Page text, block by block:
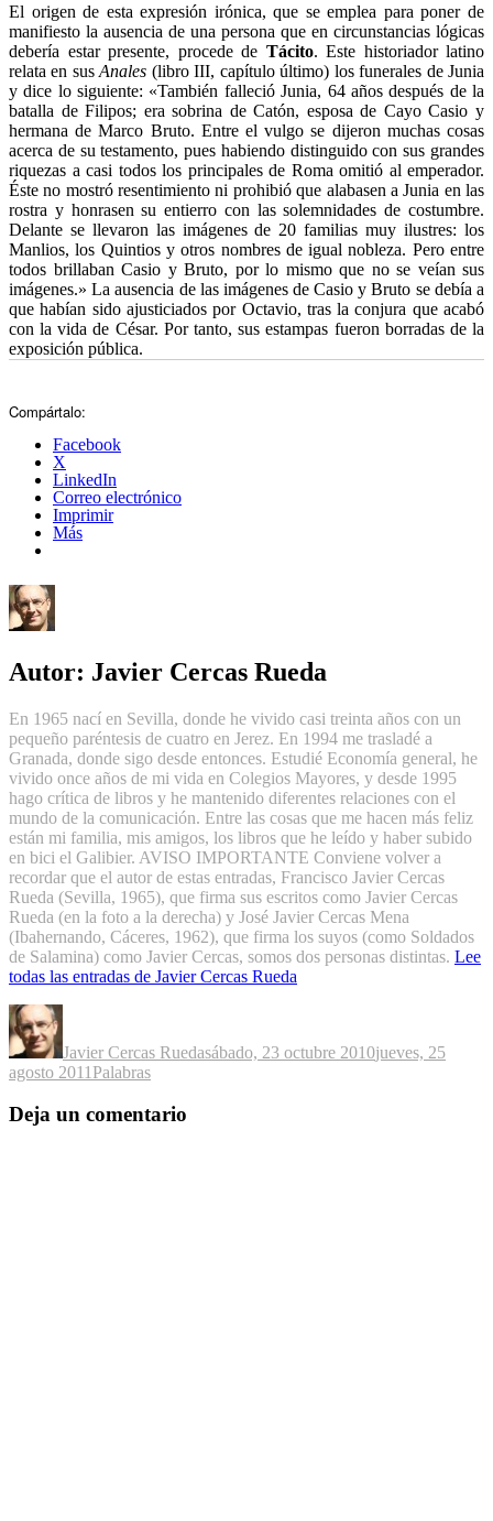
El origen de esta expresión irónica, que se emplea para poner de
manifiesto la ausencia de una persona que en circunstancias lógicas
debería estar presente, procede de Tácito. Este historiador latino
relata en susAnales (libro III, capítulo último) los funerales de Junia
y dice lo siguiente: «También falleció Junia, 64 años después de la
batalla de Filipos; era sobrina de Catón, esposa de Cayo Casio y
hermana de Marco Bruto. Entre el vulgo se dijeron muchas cosas
acerca de su testamento, pues habiendo distinguido con sus grandes
riquezas a casi todos los principales de Roma omitió al emperador.
Éste no mostró resentimiento ni prohibió que alabasen a Junia en las
rostra y honrasen su entierro con las solemnidades de costumbre.
Delante se llevaron las imágenes de 20 familias muy ilustres: los
Manlios, los Quintios y otros nombres de igual nobleza. Pero entre
todos brillaban Casio y Bruto, por lo mismo que no se veían sus
imágenes.» La ausencia de las imágenes de Casio y Bruto se debía a
que habían sido ajusticiados por Octavio, tras la conjura que acabó
con la vida de César. Por tanto, sus estampas fueron borradas de la
exposición pública.
Compártalo:
Facebook
X
LinkedIn
Correo electrónico
Imprimir
Más
Autor: Javier Cercas Rueda
En 1965 nací en Sevilla, donde he vivido casi treinta años con un
pequeño paréntesis de cuatro en Jerez. En 1994 me trasladé a
Granada, donde sigo desde entonces. Estudié Economía general, he
vivido once años de mi vida en Colegios Mayores, y desde 1995
hago crítica de libros y he mantenido diferentes relaciones con el
mundo de la comunicación. Entre las cosas que me hacen más feliz
están mi familia, mis amigos, los libros que he leído y haber subido
en bici el Galibier. AVISO IMPORTANTE Conviene volver a
recordar que el autor de estas entradas, Francisco Javier Cercas
Rueda (Sevilla, 1965), que firma sus escritos como Javier Cercas
Rueda (en la foto a la derecha) y José Javier Cercas Mena
(Ibahernando, Cáceres, 1962), que firma los suyos (como Soldados
de Salamina) como Javier Cercas, somos dos personas distintas. Lee
todas las entradas de Javier Cercas Rueda
Javier Cercas Ruedasábado, 23 octubre 2010jueves, 25
agosto 2011 Categorías
Palabras
Deja un comentario